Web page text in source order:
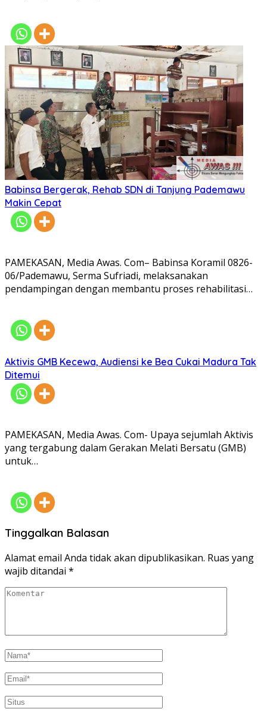
Babinsa Bergerak, Rehab SDN di Tanjung Pademawu
Makin Cepat
PAMEKASAN, Media Awas. Com– Babinsa Koramil 0826-
06/Pademawu, Serma Sufriadi, melaksanakan
pendampingan dengan membantu proses rehabilitasi…
Aktivis GMB Kecewa, Audiensi ke Bea Cukai Madura Tak
Ditemui
PAMEKASAN, Media Awas. Com- Upaya sejumlah Aktivis
yang tergabung dalam Gerakan Melati Bersatu (GMB)
untuk…
Tinggalkan Balasan
Alamat email Anda tidak akan dipublikasikan. Ruas yang
wajib ditandai *